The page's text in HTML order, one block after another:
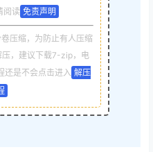
阅读 免责声明
压缩，为防止有人压缩
，建议下载7-zip，电
还是不会点击进入 解压